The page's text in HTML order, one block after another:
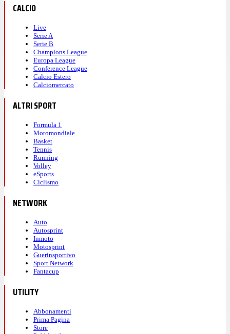
CALCIO
Live
Serie A
Serie B
Champions League
Europa League
Conference League
Calcio Estero
Calciomercato
ALTRI SPORT
Formula 1
Motomondiale
Basket
Tennis
Running
Volley
eSports
Ciclismo
NETWORK
Auto
Autosprint
Inmoto
Motosprint
Guerinsportivo
Sport Network
Fantacup
UTILITY
Abbonamenti
Prima Pagina
Store